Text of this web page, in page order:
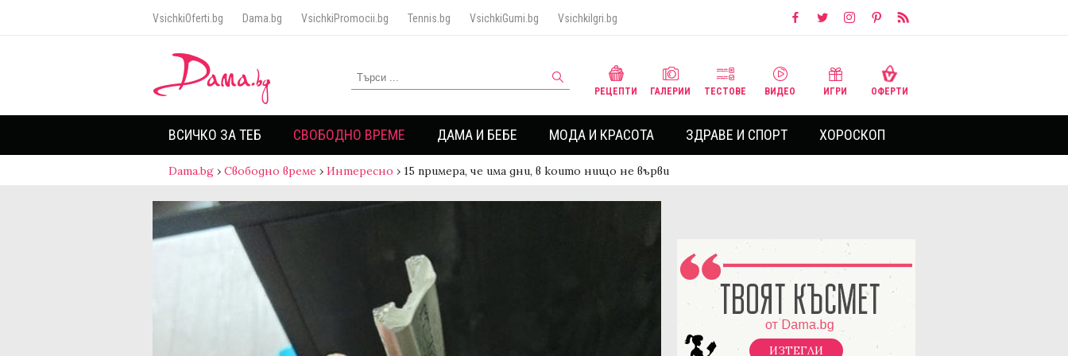
VsichkiOferti.bg Dama.bg VsichkiPromocii.bg Tennis.bg VsichkiGumi.bg VsichkiIgri.bg
РЕЦЕПТИ ГАЛЕРИИ ТЕСТОВЕ ВИДЕО ИГРИ ОФЕРТИ
ВСИЧКО ЗА ТЕБ СВОБОДНО ВРЕМЕ ДАМА И БЕБЕ МОДА И КРАСОТА ЗДРАВЕ И СПОРТ ХОРОСКОП
Dama.bg › Свободно време › Интересно › 15 примера, че има дни, в които нищо не върви
ИЗТЕГЛИ